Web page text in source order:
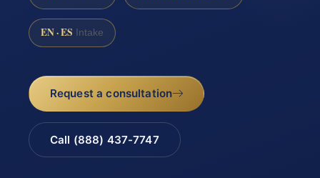
EN · ES Intake
Request a consultation
Call (888) 437-7747